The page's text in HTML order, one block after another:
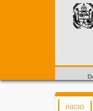
INICIO